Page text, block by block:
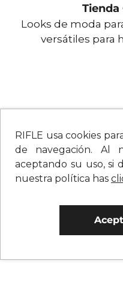
RIFLE usa cookies
de navegación. Al
aceptando su uso, si
nuestra política has
Tienda
Looks de moda
versátiles para